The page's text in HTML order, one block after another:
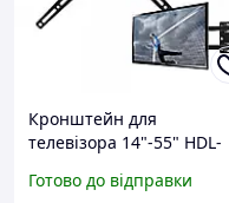
Кронштейн для
телевізора 14"-55" HDL-
кріплення для телевізора
Готово до відправки